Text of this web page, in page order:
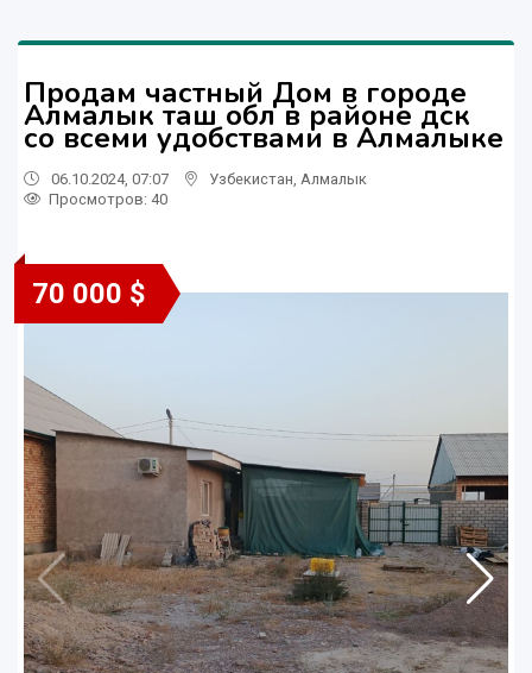
Продам частный Дом в городе
Алмалык таш обл в районе дск
со всеми удобствами в Алмалыке
06.10.2024, 07:07 Узбекистан Алмалык
Просмотров: 40
70 000 $